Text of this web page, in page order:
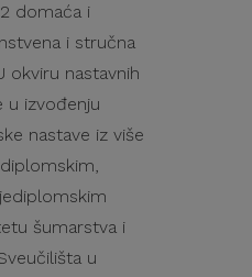
domaća i
i stručna
okviru nastavnih
u izvođenju
nastave iz više
šumarstva i
u